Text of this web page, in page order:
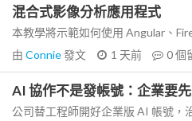
混合式影像分析應用程式
本教學將示範如何使用 Angular、
由 Connie發文 1 天前 0個
AI 協作不是發帳號：企業要
公司替工程師開好企業版 AI 帳號，